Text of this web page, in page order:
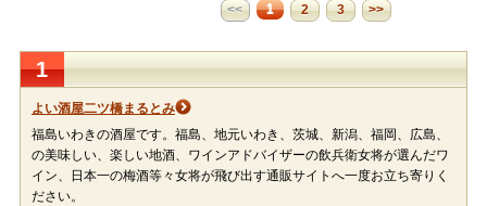
<<
1 2 3 >>
1
よい酒屋二ツ橋まるとみ
福島いわきの酒屋です。福島、地元いわき、茨城、新潟、福岡、広島、
の美味しい、楽しい地酒、ワインアドバイザーの飲兵衛女将が選んだワ
イン、日本一の梅酒等々女将が飛び出す通販サイトへ一度お立ち寄りく
ださい。